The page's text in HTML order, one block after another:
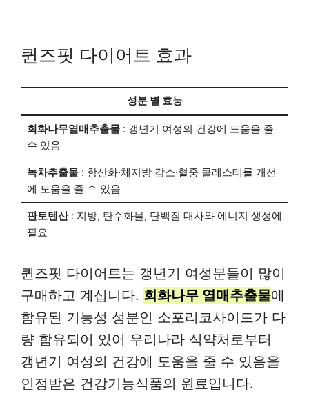
퀸즈핏 다이어트 효과
성분 별 효능
회화나무열매추출물: 갱년기 여성의 건강에 도움을 줄
수 있음
녹차추출물: 항산화·체지방 감소·혈중 콜레스테롤 개선
에 도움을 줄 수 있음
판토텐산: 지방, 탄수화물, 단백질 대사와 에너지 생성에
필요
퀸즈핏 다이어트는 갱년기 여성분들이 많이
구매하고 계십니다. 회화나무 열매추출물에
함유된 기능성 성분인 소포리코사이드가 다
량 함유되어 있어 우리나라 식약처로부터
갱년기 여성의 건강에 도움을 줄 수 있음을
인정받은 건강기능식품의 원료입니다.